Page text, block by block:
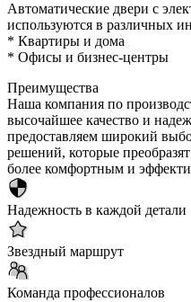
Автоматические двери с
используются в различных
* Квартиры и дома
* Офисы и бизнес-центры
Преимущества
Наша компания по
высочайшее качество и
предоставляем широкий
решений, которые
более комфортным и
Надежность в каждой детали
Звездный маршрут
Команда профессионалов